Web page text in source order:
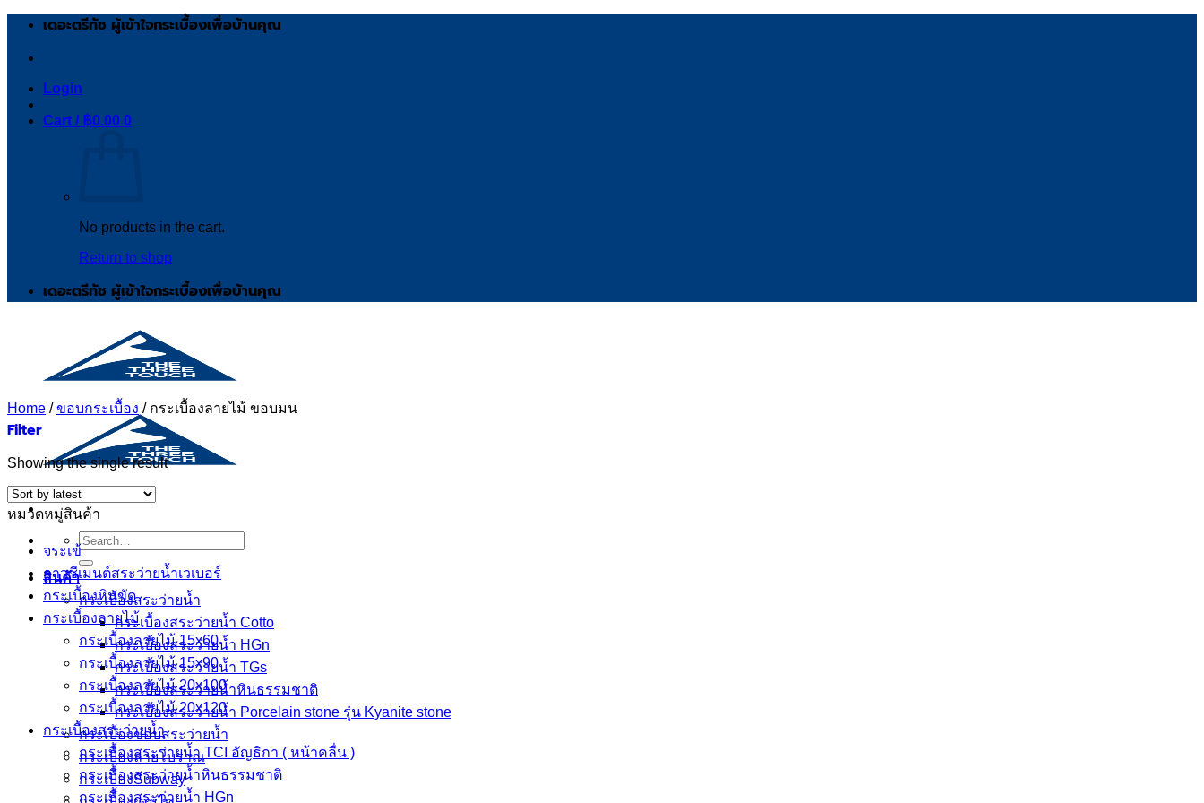
Skip
content
เดอะตรีทัช ผู้เข้าใจกระเบื้องเพื่อบ้านคุณ
Login
Cart / ฿0.00 0
No products in the cart.
Return to shop
เดอะตรีทัช ผู้เข้าใจกระเบื้องเพื่อบ้านคุณ
Search
for:
สินค้า
กระเบื้องสระว่ายนํ้า
กระเบื้องสระว่ายน้ำ Cotto
กระเบื้องสระว่ายน้ำ HGn
กระเบื้องสระว่ายน้ำ TGs
กระเบื้องสระว่ายน้ำหินธรรมชาติ
กระเบื้องสระว่ายนํ้า Porcelain stone รุ่น Kyanite stone
กระเบื้องขอบสระว่ายน้ำ
กระเบื้องลายโบราณ
กระเบื้องSubway
Home / ขอบกระเบื้อง /กระเบื้องลายไม้ ขอบมน
Filter
Showing the single result
หมวดหมู่สินค้า
จระเข้
กาวซีเมนต์สระว่ายนํ้าเวเบอร์
กระเบื้องหินขัด
กระเบื้องลายไม้
กระเบื้องลายไม้ 15x60
กระเบื้องลายไม้ 15x90
กระเบื้องลายไม้ 20x100
กระเบื้องลายไม้ 20x120
กระเบื้องสระว่ายน้ำ
กระเบื้องสระว่ายนํ้า TCI อัญธิกา ( หน้าคลื่น )
กระเบื้องสระว่ายน้ำหินธรรมชาติ
กระเบื้องสระว่ายน้ำ HGn